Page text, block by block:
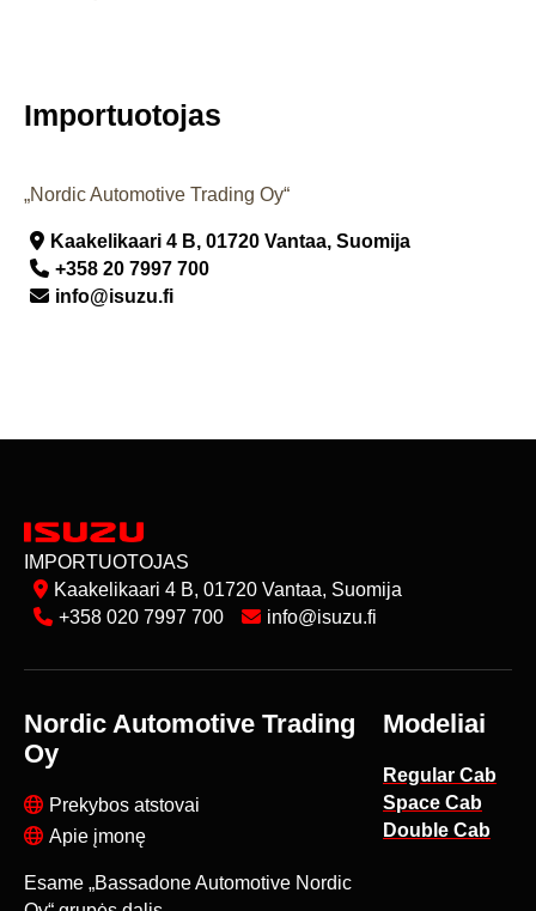
Importuotojas
„Nordic Automotive Trading Oy“
Kaakelikaari 4 B, 01720 Vantaa, Suomija
+358 20 7997 700
info@isuzu.fi
IMPORTUOTOJAS
Kaakelikaari 4 B, 01720 Vantaa, Suomija
+358 020 7997 700
info@isuzu.fi
Nordic Automotive Trading
Oy
Prekybos atstovai
Apie įmonę
Esame „Bassadone Automotive Nordic
Modeliai
Regular Cab
Space Cab
Double Cab